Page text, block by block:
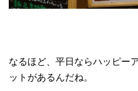
なるほど、平日ならハッピー
ットがあるんだね。